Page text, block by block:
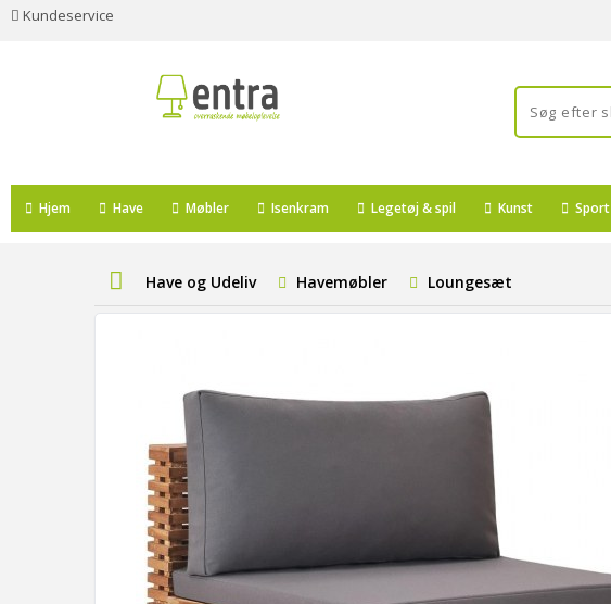
Kundeservice
Hjem Have Møbler Isenkram Legetøj & spil Kunst Sport
Have og Udeliv Havemøbler Loungesæt